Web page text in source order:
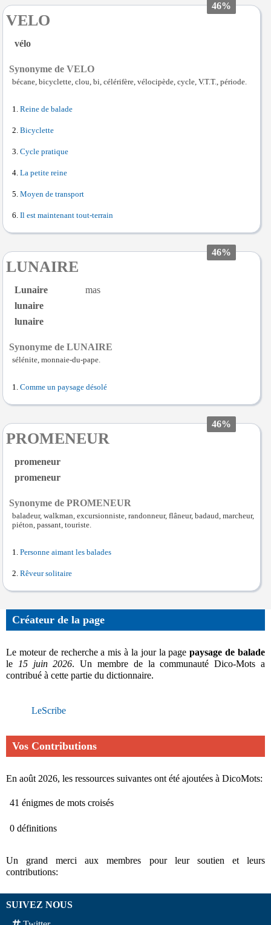
46%
VELO
vélo
Synonyme de VELO
bécane, bicyclette, clou, bi, célérifère, vélocipède, cycle, V.T.T., période.
Reine de balade
Bicyclette
Cycle pratique
La petite reine
Moyen de transport
Il est maintenant tout-terrain
46%
LUNAIRE
Lunaire
mas
lunaire
lunaire
Synonyme de LUNAIRE
sélénite, monnaie-du-pape.
Comme un paysage désolé
46%
PROMENEUR
promeneur
promeneur
Synonyme de PROMENEUR
baladeur, walkman, excursionniste, randonneur, flâneur, badaud, marcheur,
piéton, passant, touriste.
Personne aimant les balades
Rêveur solitaire
Créateur de la page
Le moteur de recherche a mis à la jour la pagepaysage de balade
le
15 juin 2026. Un membre de la communauté Dico-Mots a
contribué à cette partie du dictionnaire.
LeScribe
Vos Contributions
En août 2026, les ressources suivantes ont été ajoutées à DicoMots:
41 énigmes de mots croisés
0 définitions
Un grand merci aux membres pour leur soutien et leurs
contributions:
SUIVEZ NOUS